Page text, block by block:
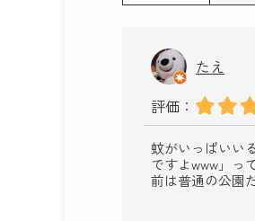
たえ
評価：
蚊がいっぱいい
ですよwww」っ
前は普通の公園